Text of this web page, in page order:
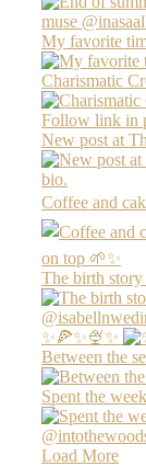
My favorite
Charismatic
New post at
Coffee and
The birth
✨🍕✨🍨✨
Between the
Spent the
Load More